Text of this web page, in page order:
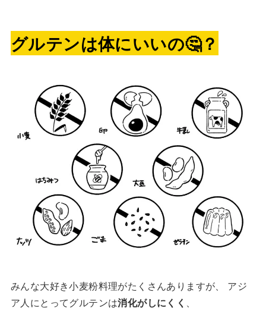
グルテンは体にいいの🤔？
みんな大好き小麦粉料理がたくさんありますが、 アジ
ア人にとってグルテンは消化がしにくく 、